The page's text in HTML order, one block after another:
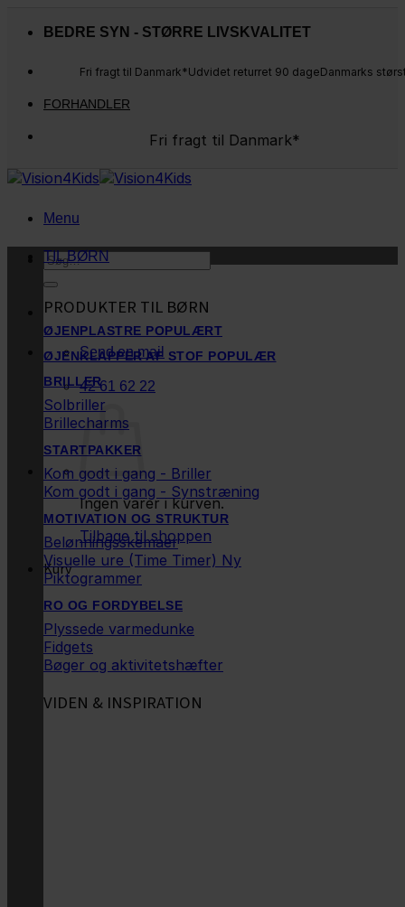
BEDRE SYN - STØRRE LIVSKVALITET
Fri fragt til Danmark*Udvidet returret 90 dageDanmarks
FORHANDLER
Fri fragt til Danmark*
Menu
Søg
Send en mail
42 61 62 22
Ingen varer i kurven.
Tilbage til shoppen
Kurv
TIL BØRN
PRODUKTER TIL BØRN
ØJENPLASTRE
ØJENKLAPPER AF STOF
BRILLER
Solbriller
Brillecharms
STARTPAKKER
Kom godt i gang - Briller
Kom godt i gang - Synstræning
MOTIVATION OG STRUKTUR
Belønningsskemaer
Visuelle ure (Time Timer)
Piktogrammer
RO OG FORDYBELSE
Plyssede varmedunke
Fidgets
Bøger og aktivitetshæfter
VIDEN & INSPIRATION